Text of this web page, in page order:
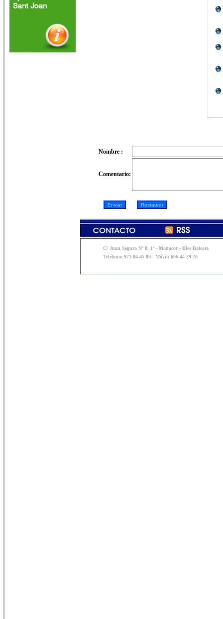
Nombre :
Comentario:
C/ Juan Segura Nº 8, 1º - Manacor - Illes Balears
Teléfono: 971 84 45 89 - Móvil: 606 44 29 76